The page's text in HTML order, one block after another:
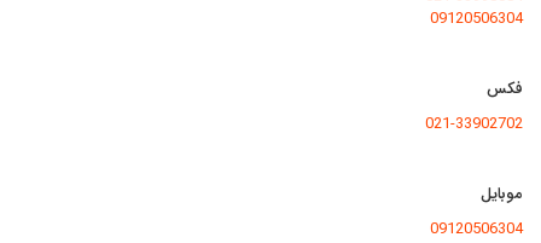
09120506304
فکس
021-33902702
موبایل
09120506304